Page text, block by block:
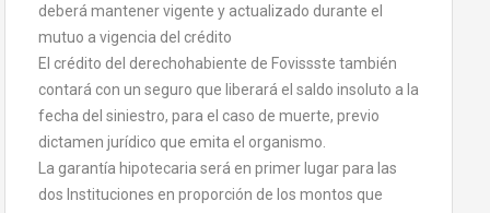
deberá mantener vigente y actualizado durante el
mutuo a vigencia del crédito
El crédito del derechohabiente de Fovissste también
contará con un seguro que liberará el saldo insoluto a la
fecha del siniestro, para el caso de muerte, previo
dictamen jurídico que emita el organismo.
La garantía hipotecaria será en primer lugar para las
dos Instituciones en proporción de los montos que